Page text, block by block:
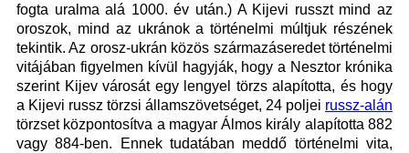
fogta uralma alá 1000. év után.) A Kijevi russzt mind az
oroszok, mind az ukránok a történelmi múltjuk részének
tekintik. Az orosz-ukrán közös származáseredet történelmi
vitájában figyelmen kívül hagyják, hogy a Nesztor krónika
szerint Kijev városát egy lengyel törzs alapította, és hogy
a Kijevi russz törzsi államszövetséget, 24 poljei russz-alán
törzset központosítva a magyar Álmos király alapította 882
vagy 884-ben. Ennek tudatában meddő történelmi vita,